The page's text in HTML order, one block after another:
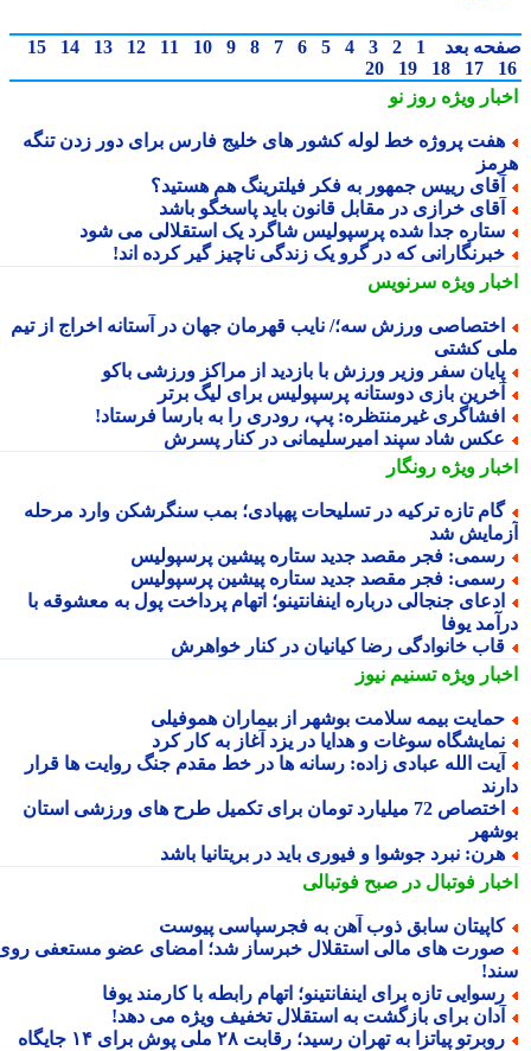
بعد 1
2
3
4
5
6
7
8
9
10
11
12
13
14
15
17
18
19
20
ویژهروز نو
پروژه خط لوله کشور های خلیج فارس برای دور زدن تنگه
رییس جمهور به فکر فیلترینگ هم هستید؟
خرازی در مقابل قانون باید پاسخگو باشد
جدا شده پرسپولیس شاگرد یک استقلالی می شود
که در گرو یک زندگی ناچیز گیر کرده اند!
ویژهسرنویس
ورزش سه؛/ نایب قهرمان جهان در آستانه اخراج از تیم
کشتی
سفر وزیر ورزش با بازدید از مراکز ورزشی باکو
بازی دوستانه پرسپولیس برای لیگ برتر
غیرمنتظره: پپ، رودری را به بارسا فرستاد!
شاد سپند امیرسلیمانی در کنار پسرش
ویژهرونگار
تازه ترکیه در تسلیحات پهپادی؛ بمب سنگرشکن وارد مرحله
شد
فجر مقصد جدید ستاره پیشین پرسپولیس
فجر مقصد جدید ستاره پیشین پرسپولیس
جنجالی درباره اینفانتینو؛ اتهام پرداخت پول به معشوقه با
یوفا
خانوادگی رضا کیانیان در کنار خواهرش
ویژهتسنیم نیوز
بیمه سلامت بوشهر از بیماران هموفیلی
سوغات و هدایا در یزد آغاز به کار کرد
الله عبادی زاده: رسانه ها در خط مقدم جنگ روایت ها قرار
اختصاص 72 میلیارد تومان برای تکمیل طرح های ورزشی استان
نبرد جوشوا و فیوری باید در بریتانیا باشد
فوتبال در صبح فوتبالی
سابق ذوب آهن به فجرسپاسی پیوست
های مالی استقلال خبرساز شد؛ امضای عضو مستعفی روی
تازه برای اینفانتینو؛ اتهام رابطه با کارمند یوفا
برای بازگشت به استقلال تخفیف ویژه می دهد!
پیاتزا به تهران رسید؛ رقابت ۲۸ ملی پوش برای ۱۴ جایگاه